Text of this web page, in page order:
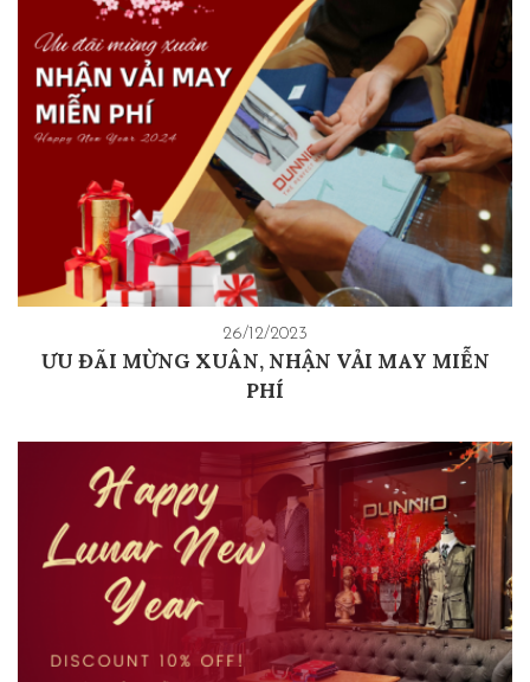
26/12/2023
ƯU ĐÃI MỪNG XUÂN, NHẬN VẢI MAY MIỄN
PHÍ